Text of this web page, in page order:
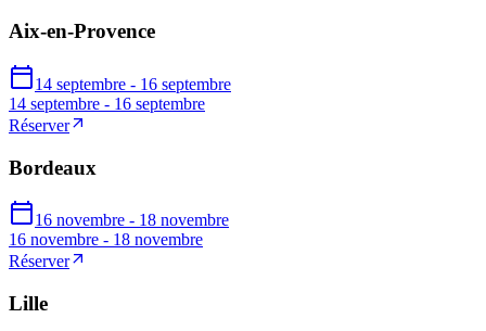
Aix-en-Provence
14 septembre - 16 septembre
14 septembre - 16 septembre
Réserver
Bordeaux
16 novembre - 18 novembre
16 novembre - 18 novembre
Réserver
Lille